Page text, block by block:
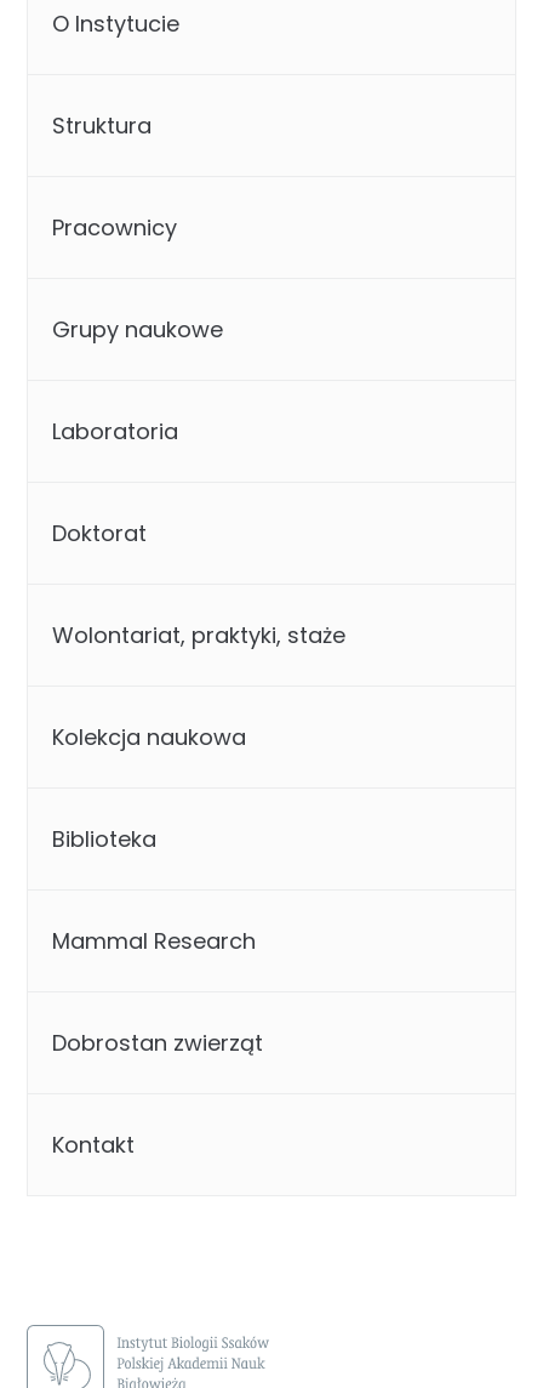
O Instytucie
Struktura
Pracownicy
Grupy naukowe
Laboratoria
Doktorat
Wolontariat, praktyki, staże
Kolekcja naukowa
Biblioteka
Mammal Research
Dobrostan zwierząt
Kontakt